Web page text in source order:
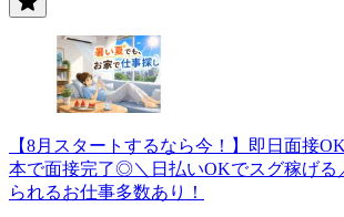
【8月スタートするなら今！】即日面接
本で面接完了◎＼日払いOKでスグ稼げる
られるお仕事多数あり！